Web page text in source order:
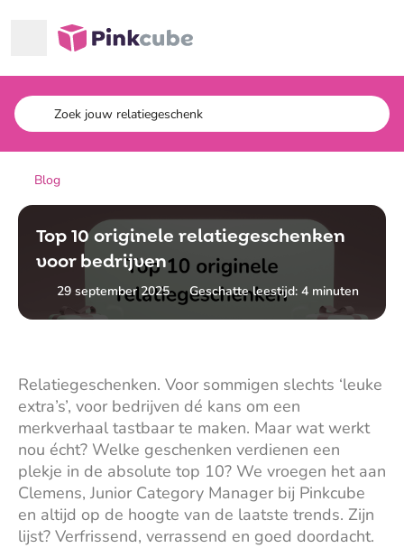
Pinkcube
Blog
Top 10 originele relatiegeschenken
voor bedrijven
29 september 2025 Geschatte leestijd: 4 minuten
Relatiegeschenken. Voor sommigen slechts ‘leuke
extra’s’, voor bedrijven dé kans om een
merkverhaal tastbaar te maken. Maar wat werkt
nou écht? Welke geschenken verdienen een
plekje in de absolute top 10? We vroegen het aan
Clemens, Junior Category Manager bij Pinkcube
en altijd op de hoogte van de laatste trends. Zijn
lijst? Verfrissend, verrassend en goed doordacht.